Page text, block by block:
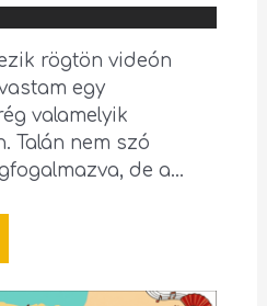
rögtön videón
egy
valamelyik
Talán nem szó
de a…